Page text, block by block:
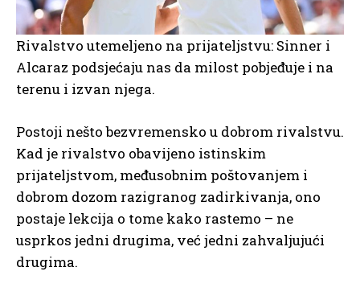
Rivalstvo utemeljeno na prijateljstvu: Sinner i
Alcaraz podsjećaju nas da milost pobjeđuje i na
terenu i izvan njega.
Postoji nešto bezvremensko u dobrom rivalstvu.
Kad je rivalstvo obavijeno istinskim
prijateljstvom, međusobnim poštovanjem i
dobrom dozom razigranog zadirkivanja, ono
postaje lekcija o tome kako rastemo – ne
usprkos jedni drugima, već jedni zahvaljujući
drugima.